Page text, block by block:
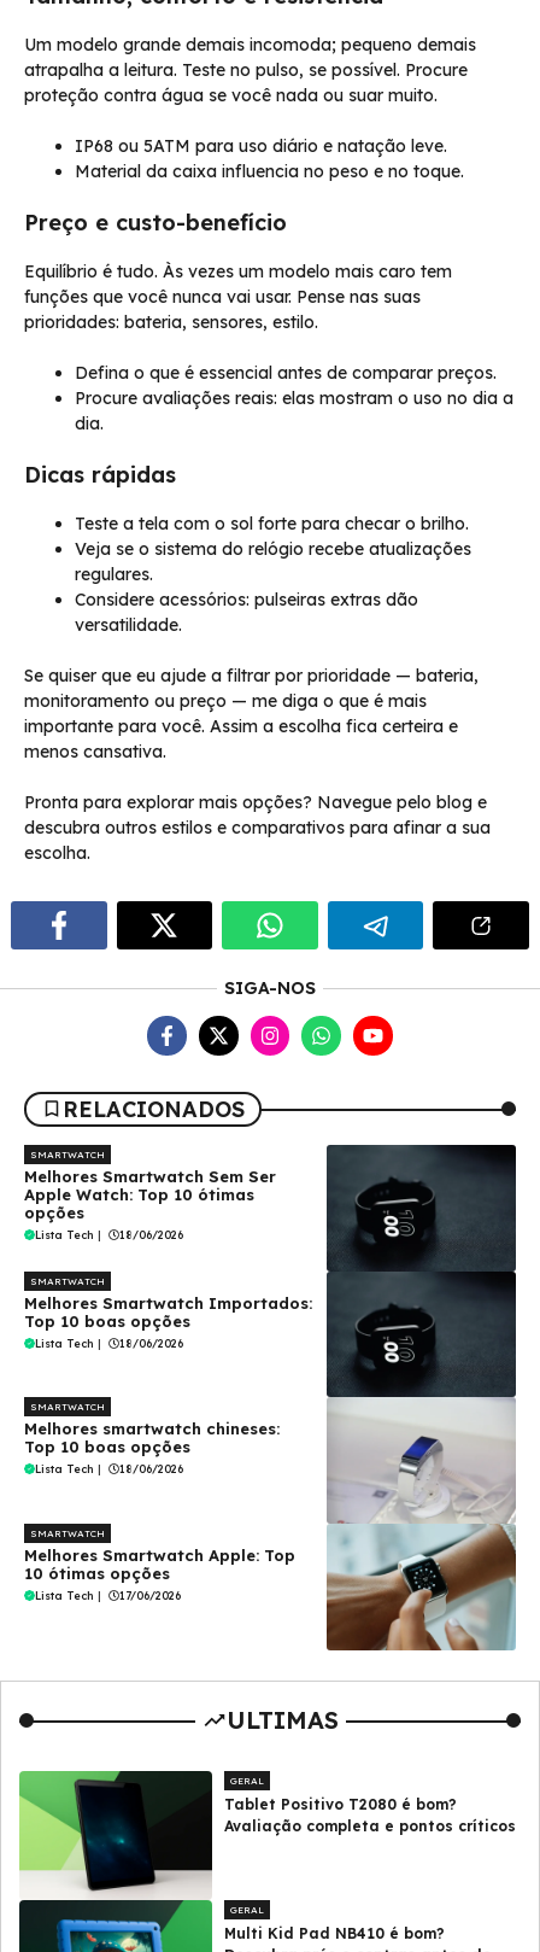
Um modelo grande demais incomoda; pequeno demais
atrapalha a leitura. Teste no pulso, se possível. Procure
proteção contra água se você nada ou suar muito.
IP68 ou 5ATM para uso diário e natação leve.
Material da caixa influencia no peso e no toque.
Preço e custo-benefício
Equilíbrio é tudo. Às vezes um modelo mais caro tem
funções que você nunca vai usar. Pense nas suas
prioridades: bateria, sensores, estilo.
Defina o que é essencial antes de comparar preços.
Procure avaliações reais: elas mostram o uso no dia a
dia.
Dicas rápidas
Teste a tela com o sol forte para checar o brilho.
Veja se o sistema do relógio recebe atualizações
regulares.
Considere acessórios: pulseiras extras dão
versatilidade.
Se quiser que eu ajude a filtrar por prioridade — bateria,
monitoramento ou preço — me diga o que é mais
importante para você. Assim a escolha fica certeira e
menos cansativa.
Pronta para explorar mais opções? Navegue pelo blog e
descubra outros estilos e comparativos para afinar a sua
escolha.
SIGA-NOS
RELACIONADOS
SMARTWATCH
Melhores Smartwatch Sem Ser
Apple Watch: Top 10 ótimas
opções
Lista Tech | 18/06/2026
SMARTWATCH
Melhores Smartwatch Importados:
Top 10 boas opções
Lista Tech | 18/06/2026
SMARTWATCH
Melhores smartwatch chineses:
Top 10 boas opções
Lista Tech | 18/06/2026
SMARTWATCH
Melhores Smartwatch Apple: Top
10 ótimas opções
Lista Tech | 17/06/2026
ULTIMAS
GERAL
Tablet Positivo T2080 é bom?
Avaliação completa e pontos críticos
GERAL
Multi Kid Pad NB410 é bom?